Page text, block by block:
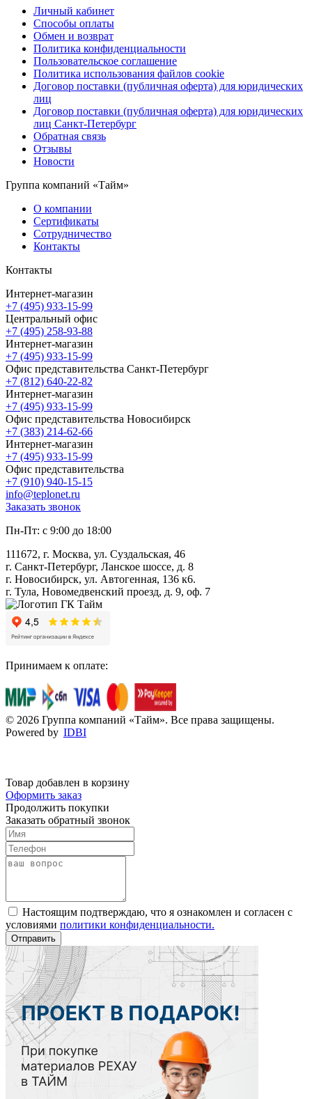
Личный кабинет
Способы оплаты
Обмен и возврат
Политика конфиденциальности
Пользовательское соглашение
Политика использования файлов cookie
Договор поставки (публичная оферта) для юридических
лиц
Договор поставки (публичная оферта) для юридических
лиц Санкт-Петербург
Обратная связь
Отзывы
Новости
Группа компаний «Тайм»
О компании
Сертификаты
Сотрудничество
Контакты
Контакты
Интернет-магазин
+7 (495) 933-15-99
Центральный офис
+7 (495) 258-93-88
Интернет-магазин
+7 (495) 933-15-99
Офис представительства Санкт-Петербург
+7 (812) 640-22-82
Интернет-магазин
+7 (495) 933-15-99
Офис представительства Новосибирск
+7 (383) 214-62-66
Интернет-магазин
+7 (495) 933-15-99
Офис представительства
+7 (910) 940-15-15
info@teplonet.ru
Заказать звонок
Пн-Пт: с 9:00 до 18:00
111672, г. Москва, ул. Суздальская, 46
г. Санкт-Петербург, Ланское шоссе, д. 8
г. Новосибирск, ул. Автогенная, 136 к6.
г. Тула, Новомедвенский проезд, д. 9, оф. 7
Принимаем к оплате:
© 2026 Группа компаний «Тайм». Все права защищены.
Powered by IDBI
Товар добавлен в корзину
Оформить заказ
Продолжить покупки
Заказать обратный звонок
Настоящим подтверждаю, что я ознакомлен и согласен с
условиями политики конфиденциальности.
Отправить